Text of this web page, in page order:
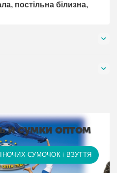
постільна білизна,
и сумки оптом
СУМОЧОК і ВЗУТТЯ